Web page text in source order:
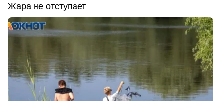
Жара не отступает